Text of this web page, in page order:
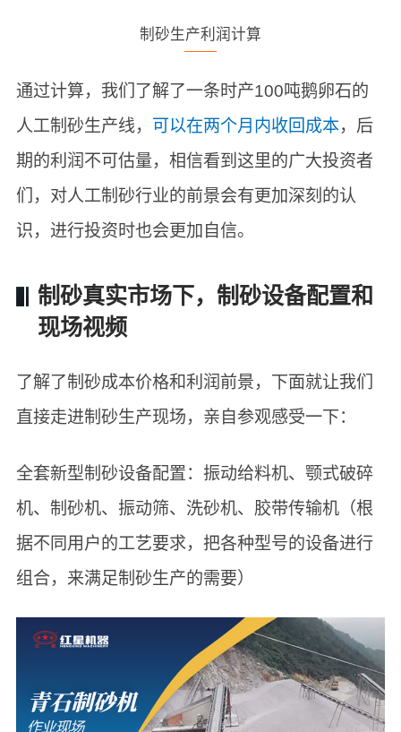
制砂生产利润计算
通过计算，我们了解了一条时产100吨鹅卵石的
人工制砂生产线，
可以在两个月内收回成本，后
期的利润不可估量，相信看到这里的广大投资者
们，对人工制砂行业的前景会有更加深刻的认
识，进行投资时也会更加自信。
制砂真实市场下，制砂设备配置和
现场视频
了解了制砂成本价格和利润前景，下面就让我们
直接走进制砂生产现场，亲自参观感受一下：
全套新型制砂设备配置：振动给料机、颚式破碎
机、制砂机、振动筛、洗砂机、胶带传输机（根
据不同用户的工艺要求，把各种型号的设备进行
组合，来满足制砂生产的需要）